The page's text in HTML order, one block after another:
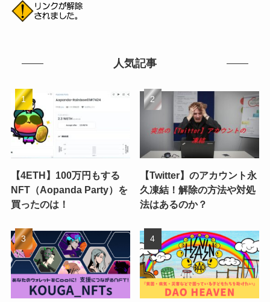
人気記事
【4ETH】100万円もする
NFT（Aopanda Party）を
買ったのは！
【Twitter】のアカウント永
久凍結！解除の方法や対処
法はあるのか？